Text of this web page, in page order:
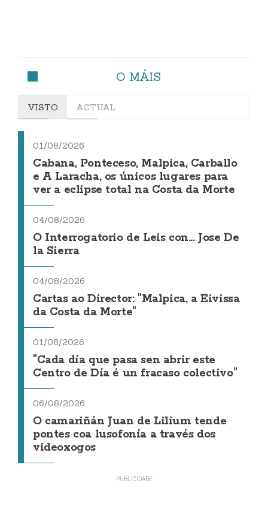
O MÁIS
VISTO ACTUAL
01/08/2026
Cabana, Ponteceso, Malpica, Carballo
e A Laracha, os únicos lugares para
ver a eclipse total na Costa da Morte
04/08/2026
O Interrogatorio de Leis con... Jose De
la Sierra
04/08/2026
Cartas ao Director: "Malpica, a Eivissa
da Costa da Morte"
01/08/2026
"Cada día que pasa sen abrir este
Centro de Día é un fracaso colectivo"
06/08/2026
O camariñán Juan de Lilium tende
pontes coa lusofonía a través dos
videoxogos